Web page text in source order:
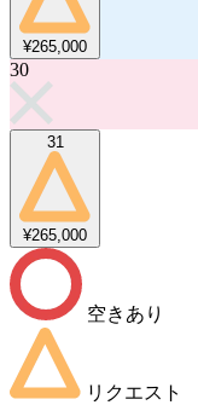
¥265,000
30
31
¥265,000
空きあり
リクエスト